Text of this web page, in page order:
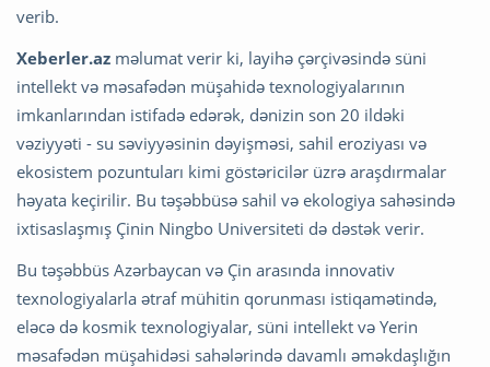
verib.
Xeberler.az məlumat verir ki, layihə çərçivəsində süni
intellekt və məsafədən müşahidə texnologiyalarının
imkanlarından istifadə edərək, dənizin son 20 ildəki
vəziyyəti - su səviyyəsinin dəyişməsi, sahil eroziyası və
ekosistem pozuntuları kimi göstəricilər üzrə araşdırmalar
həyata keçirilir. Bu təşəbbüsə sahil və ekologiya sahəsində
ixtisaslaşmış Çinin Ningbo Universiteti də dəstək verir.
Bu təşəbbüs Azərbaycan və Çin arasında innovativ
texnologiyalarla ətraf mühitin qorunması istiqamətində,
eləcə də kosmik texnologiyalar, süni intellekt və Yerin
məsafədən müşahidəsi sahələrində davamlı əməkdaşlığın